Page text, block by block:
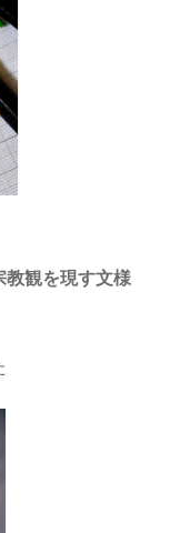
教観を現す文様